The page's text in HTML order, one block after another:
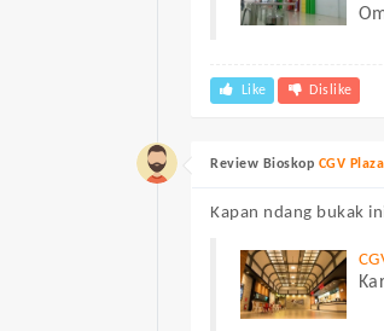
Like Dislike
Review Bioskop CGV
Kapan ndang bukak